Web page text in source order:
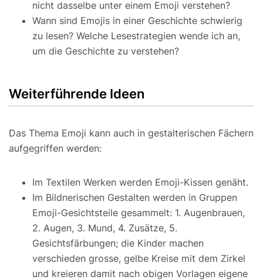
nicht dasselbe unter einem Emoji verstehen?
Wann sind Emojis in einer Geschichte schwierig
zu lesen? Welche Lesestrategien wende ich an,
um die Geschichte zu verstehen?
Weiterführende Ideen
Das Thema Emoji kann auch in gestalterischen Fächern
aufgegriffen werden:
Im Textilen Werken werden Emoji-Kissen genäht.
Im Bildnerischen Gestalten werden in Gruppen
Emoji-Gesichtsteile gesammelt: 1. Augenbrauen,
2. Augen, 3. Mund, 4. Zusätze, 5.
Gesichtsfärbungen; die Kinder machen
verschieden grosse, gelbe Kreise mit dem Zirkel
und kreieren damit nach obigen Vorlagen eigene